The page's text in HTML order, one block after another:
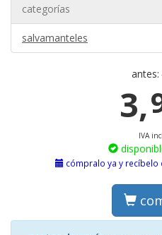
categorías
salvamanteles
antes:
3,
IVA
cómpralo ya y recíbelo